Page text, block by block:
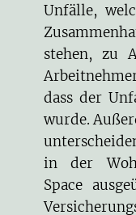
Unfälle,
stehen, zu
dass der
wurde.
in der
Space